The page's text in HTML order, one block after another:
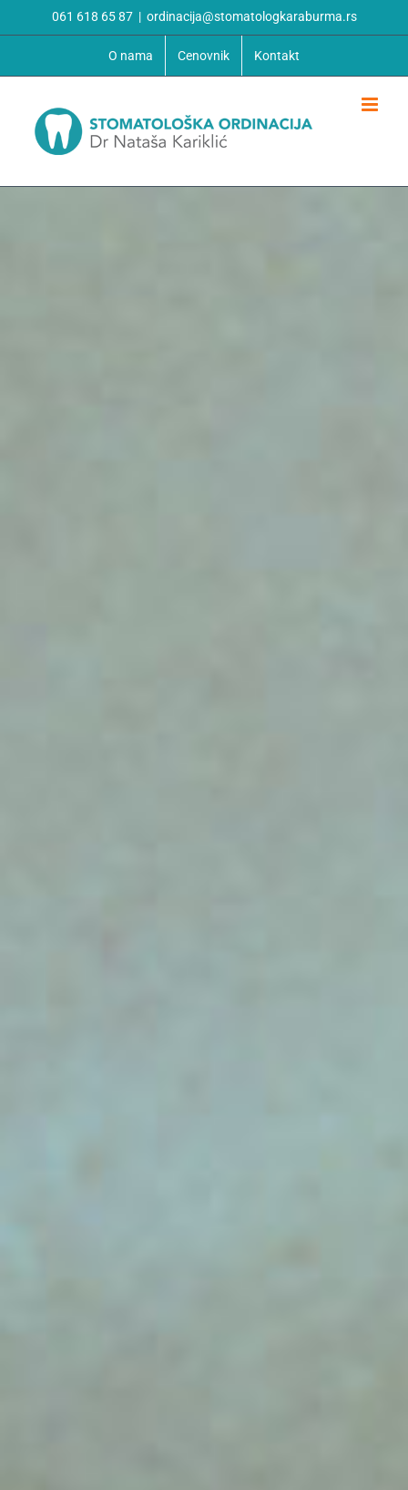
to
061 618 65 87 | ordinacija@stomatologkaraburma.rs
O nama Cenovnik Kontakt